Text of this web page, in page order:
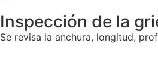
Inspección de la
Se revisa la anchura, longitud,